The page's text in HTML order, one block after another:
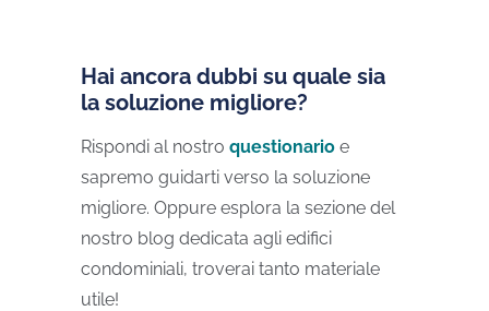
Hai ancora dubbi su quale sia
la soluzione migliore?
Rispondi al nostro questionario e
sapremo guidarti verso la soluzione
migliore. Oppure esplora la sezione del
nostro blog dedicata agli edifici
condominiali, troverai tanto materiale
utile!